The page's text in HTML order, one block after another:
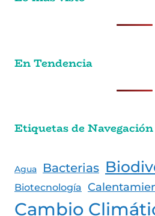
En Tendencia
Etiquetas de Navegación
Agua Bacterias
Biotecnología
Cambio